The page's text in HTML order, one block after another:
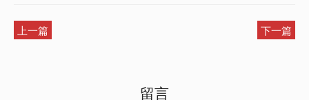
上一篇 下一篇
留言